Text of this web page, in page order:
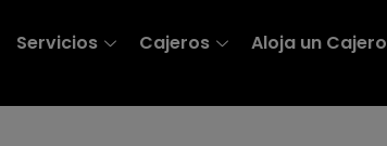
Servicios Cajeros Aloja un Cajero